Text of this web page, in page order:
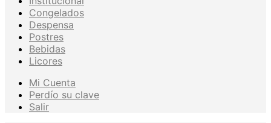
Congelados
Despensa
Postres
Bebidas
Licores
Mi Cuenta
Perdío su clave
Salir